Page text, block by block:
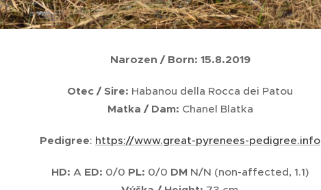
Narozen / Born: 15.8.2019
Otec / Sire: Habanou della Rocca dei Patou
Matka / Dam: Chanel Blatka
Pedigree: https://www.great-pyrenees-pedigree.info
HD: A ED: 0/0 PL: 0/0 DM N/N (non-affected, 1.1)